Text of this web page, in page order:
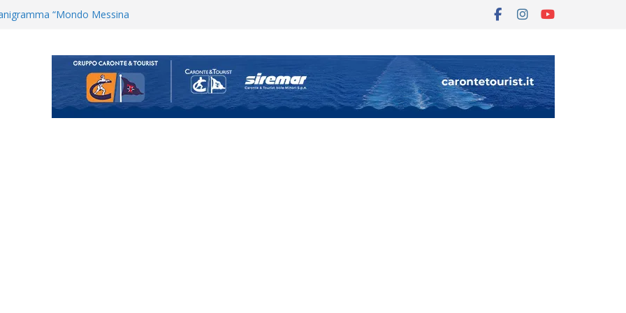
“Mondo Messina
il progetto Messina. “La
ma non chi siamo”
bocciato il Fasano,
e Kamarat restano in